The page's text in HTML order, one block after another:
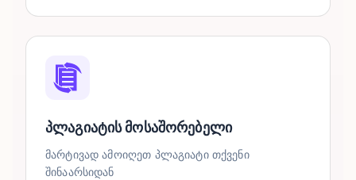
პლაგიატის მოსაშორებელი
მარტივად ამოიღეთ პლაგიატი თქვენი
შინაარსიდან